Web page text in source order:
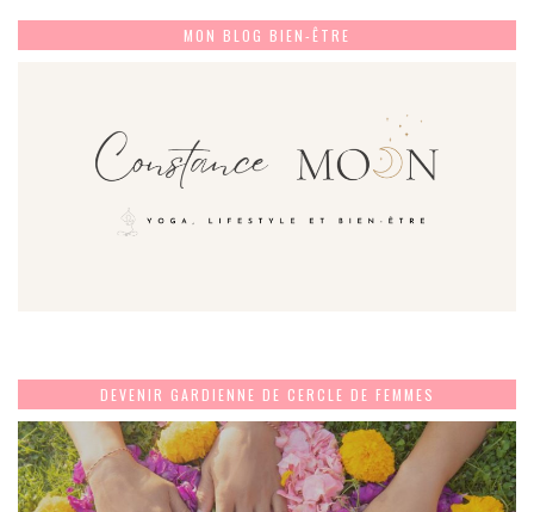
MON BLOG BIEN-ÊTRE
DEVENIR GARDIENNE DE CERCLE DE FEMMES